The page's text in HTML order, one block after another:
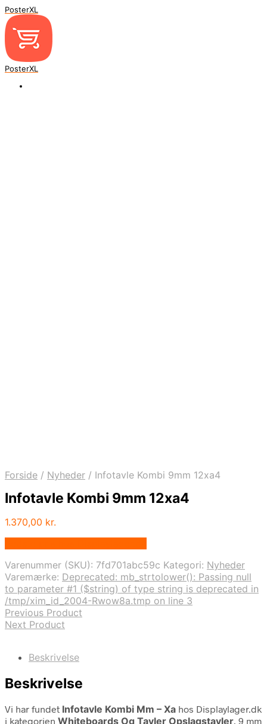
PosterXL
PosterXL
Forside / Nyheder / Infotavle Kombi 9mm 12xa4
Infotavle Kombi 9mm 12xa4
1.370,00 kr.
Varenummer (SKU): 7fd701abc59c Kategori: Nyheder
Varemærke: Deprecated: mb_strtolower(): Passing null
to parameter #1 ($string) of type string is deprecated in
/tmp/xim_id_2004-Rwow8a.tmp on line 3
Previous Product
Next Product
Beskrivelse
Beskrivelse
Vi har fundet Infotavle Kombi Mm – Xa hos Displaylager.dk
i kategorien Whiteboards Og Tavler Opslagstavler. 9 mm